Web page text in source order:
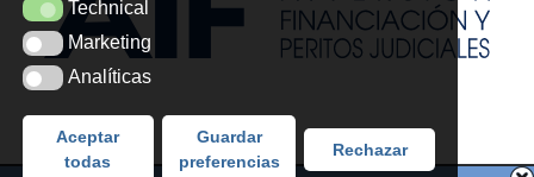
TechnicalTechnical
MarketingMarketing
AnalíticasAnalíticas
Aceptar
todas
Guardar
preferencias
Rechazar